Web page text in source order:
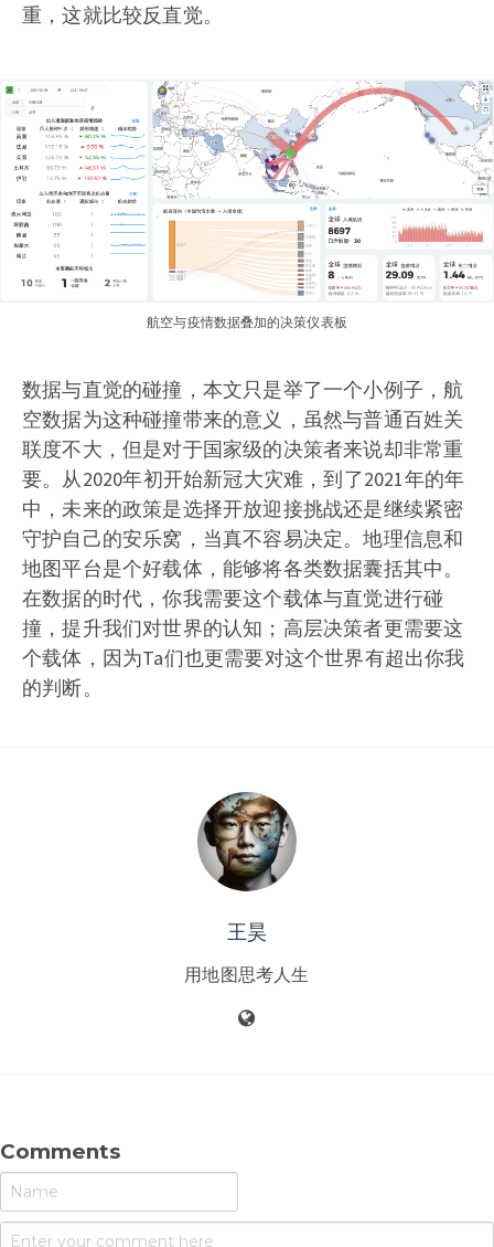
重，这就比较反直觉。
航空与疫情数据叠加的决策仪表板
数据与直觉的碰撞，本文只是举了一个小例子，航
空数据为这种碰撞带来的意义，虽然与普通百姓关
联度不大，但是对于国家级的决策者来说却非常重
要。从2020年初开始新冠大灾难，到了2021年的年
中，未来的政策是选择开放迎接挑战还是继续紧密
守护自己的安乐窝，当真不容易决定。地理信息和
地图平台是个好载体，能够将各类数据囊括其中。
在数据的时代，你我需要这个载体与直觉进行碰
撞，提升我们对世界的认知；高层决策者更需要这
个载体，因为Ta们也更需要对这个世界有超出你我
的判断。
王昊
用地图思考人生
Comments